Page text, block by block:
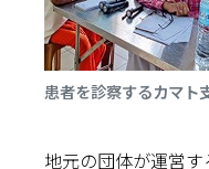
患者を診察するカマト
地元の団体が運営